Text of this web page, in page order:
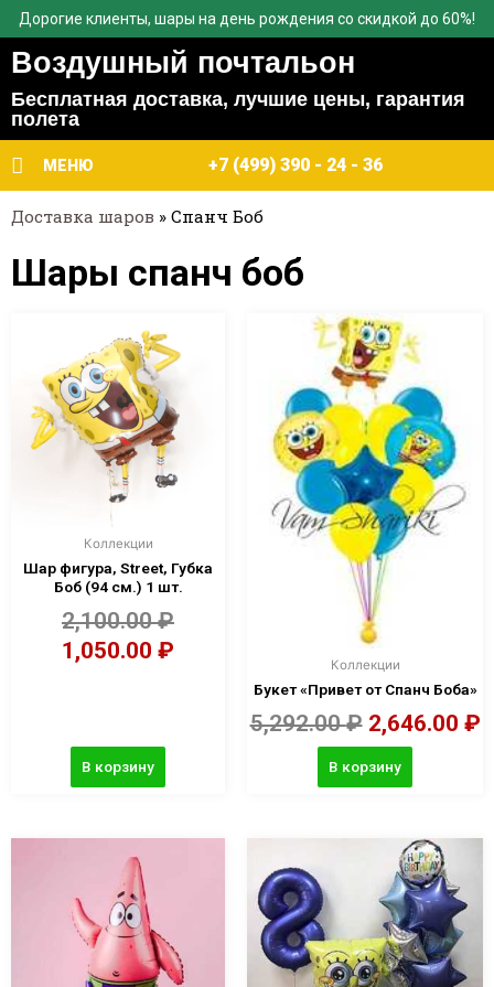
Дорогие клиенты, шары на день рождения со скидкой до 60%!
Воздушный почтальон
Бесплатная доставка, лучшие цены, гарантия
полета
МЕНЮ +7 (499) 390 - 24 - 36
Доставка шаров » Спанч Боб
Шары спанч боб
Коллекции
Шар фигура, Street, Губка
Боб (94 см.) 1 шт.
2,100.00₽
1,050.00 ₽
В корзину
Коллекции
Букет «Привет от Спанч Боба»
5,292.00₽ 2,646.00 ₽
В корзину